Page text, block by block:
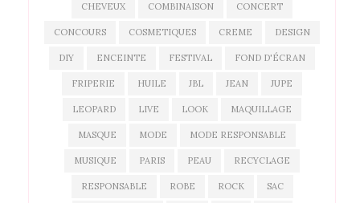
CHEVEUX COMBINAISON CONCERT
CONCOURS COSMETIQUES CREME DESIGN
DIY ENCEINTE FESTIVAL FOND D'ÉCRAN
FRIPERIE HUILE JBL JEAN JUPE
LEOPARD LIVE LOOK MAQUILLAGE
MASQUE MODE MODE RESPONSABLE
MUSIQUE PARIS PEAU RECYCLAGE
RESPONSABLE ROBE ROCK SAC